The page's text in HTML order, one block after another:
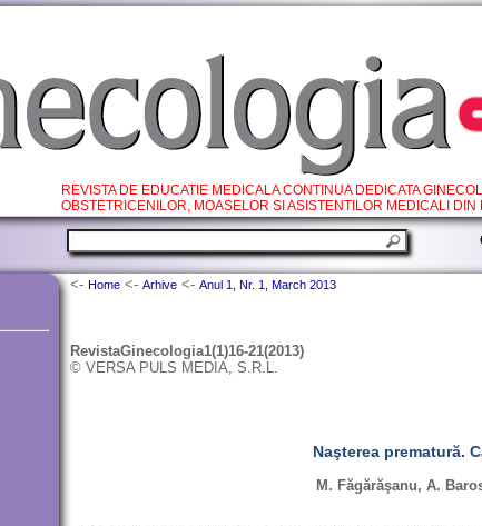
REVISTA DE EDUCATIE MEDICALA CONTINUA DEDICATA
OBSTETRICENILOR, MOASELOR SI ASISTENTILOR MEDICALI DIN
<- Home<- Arhive<- Anul 1, Nr. 1, March 2013
RevistaGinecologia1(1)16-21(2013)
© VERSA PULS MEDIA, S.R.L.
Naşterea prematură.
M. Făgărăşanu, A.